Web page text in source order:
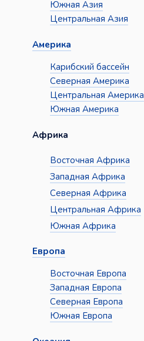
Южная Азия
Центральная Азия
Америка
Карибский бассейн
Северная Америка
Центральная Америка
Южная Америка
Африка
Восточная Африка
Западная Африка
Северная Африка
Центральная Африка
Южная Африка
Европа
Восточная Европа
Западная Европа
Северная Европа
Южная Европа